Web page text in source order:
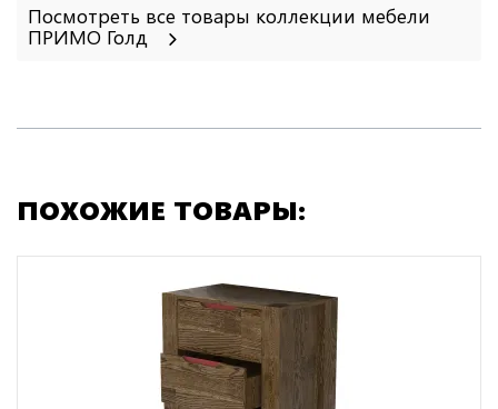
Посмотреть все товары коллекции мебели
ПРИМО Голд
ПОХОЖИЕ ТОВАРЫ: